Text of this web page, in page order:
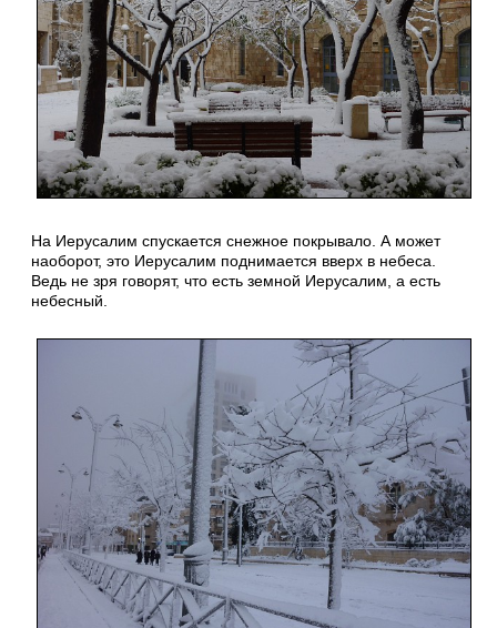
На Иерусалим спускается снежное покрывало. А может
наоборот, это Иерусалим поднимается вверх в небеса.
Ведь не зря говорят, что есть земной Иерусалим, а есть
небесный.